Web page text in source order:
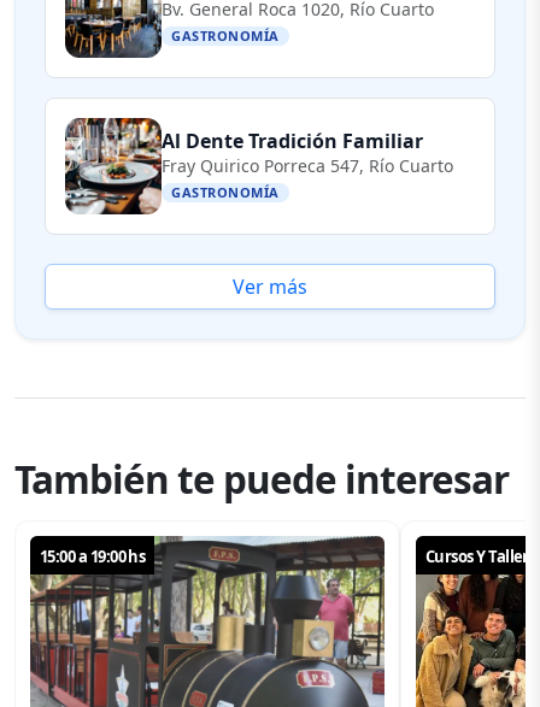
Bv. General Roca 1020, Río Cuarto
GASTRONOMÍA
Al Dente Tradición Familiar
Fray Quirico Porreca 547, Río Cuarto
GASTRONOMÍA
Ver más
También te puede interesar
15:00 a 19:00 hs Cursos Y